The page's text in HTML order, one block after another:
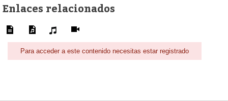
Enlaces relacionados
Para acceder a este contenido necesitas estar registrado